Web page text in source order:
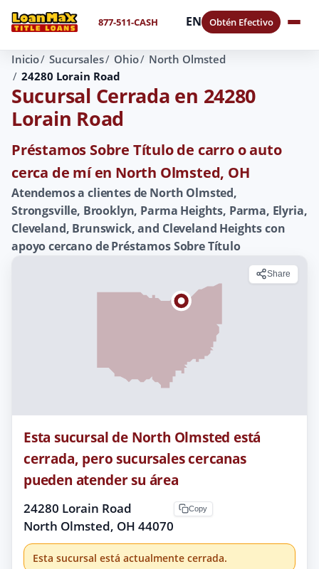
877-511-CASH EN Obtén Efectivo
Inicio Sucursales Ohio
North Olmsted
24280 Lorain Road
Sucursal Cerrada en 24280
Lorain Road
Préstamos Sobre Título de carro o auto
cerca de mí en North Olmsted, OH
Atendemos a clientes de North Olmsted,
Strongsville, Brooklyn, Parma Heights, Parma, Elyria,
Cleveland, Brunswick, and Cleveland Heights con
apoyo cercano de Préstamos Sobre Título
Share
Esta sucursal de North Olmsted está
cerrada, pero sucursales cercanas
pueden atender su área
24280 Lorain Road
North Olmsted, OH 44070
Copy
Esta sucursal está actualmente cerrada.